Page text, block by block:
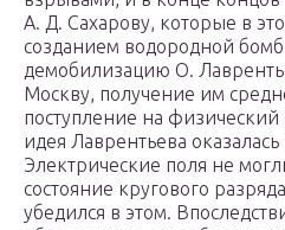
А. Д. Сахарову, которые в
созданием водородной
демобилизацию О.
Москву, получение им
поступление на
идея Лаврентьева оказалась
Электрические поля не
состояние кругового
убедился в этом.